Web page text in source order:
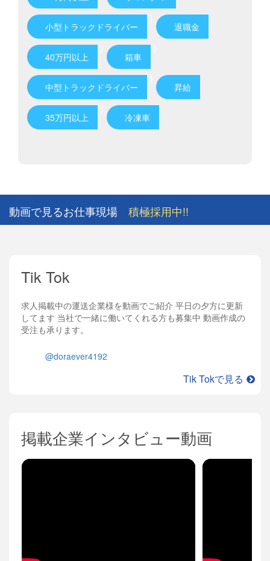
小型トラックドライバー 退職金
40万円以上 箱車
中型トラックドライバー 昇給
35万円以上 冷凍車
動画で見るお仕事現場 積極採用中!!
Tik Tok
求人掲載中の運送企業様を動画でご紹介 平日の夕方に更新
してます 当社で一緒に働いてくれる方も募集中 動画作成の
受注も承ります。
Tik Tokで見る
@doraever4192
掲載企業インタビュー動画